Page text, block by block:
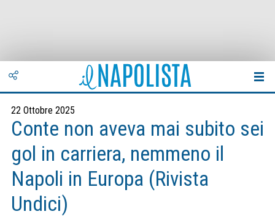
22 Ottobre 2025
Conte non aveva mai subito sei
gol in carriera, nemmeno il
Napoli in Europa (Rivista
Undici)